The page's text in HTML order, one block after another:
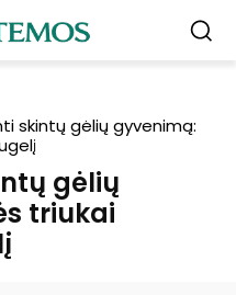
skintų gėlių gyvenimą:
gėlių
triukai